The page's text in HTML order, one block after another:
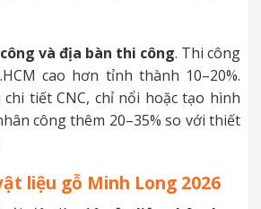
và địa bàn thi công. Thi công
cao hơn tỉnh thành 10–20%.
tiết CNC, chỉ nổi hoặc tạo hình
công thêm 20–35% so với thiết
liệu gỗ Minh Long 2026